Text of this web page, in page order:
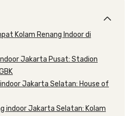
Kolam Renang Indoor di
Jakarta Pusat: Stadion
Jakarta Selatan: House of
indoor Jakarta Selatan: Kolam